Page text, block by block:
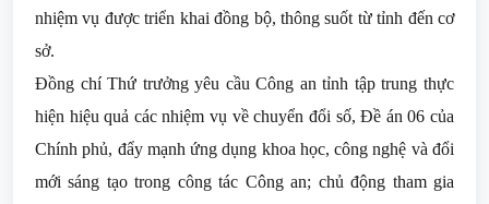
nhiệm vụ được triển khai đồng bộ, thông suốt từ tỉnh đến cơ
sở.
Đồng chí Thứ trưởng yêu cầu Công an tỉnh tập trung thực
hiện hiệu quả các nhiệm vụ về chuyển đổi số, Đề án 06 của
Chính phủ, đẩy mạnh ứng dụng khoa học, công nghệ và đổi
mới sáng tạo trong công tác Công an; chủ động tham gia